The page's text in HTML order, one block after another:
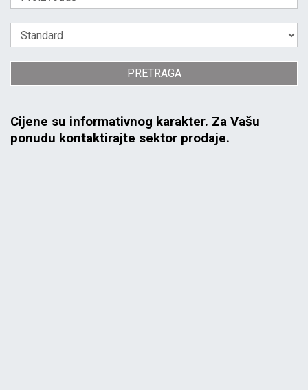
PRETRAGA
Cijene su informativnog karakter. Za Vašu
ponudu kontaktirajte sektor prodaje.